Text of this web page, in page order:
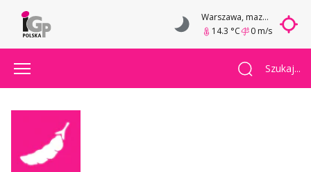
Warszawa, mazowieckie
14.3 °C
0 m/s
Szukaj...